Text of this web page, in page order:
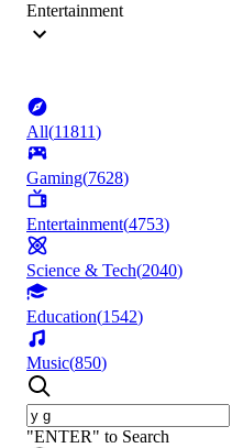
Entertainment
All(11811)
Gaming(7628)
Entertainment(4753)
Science & Tech(2040)
Education(1542)
Music(850)
"ENTER" to Search